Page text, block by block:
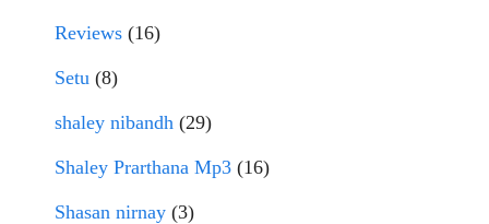
Reviews (16)
Setu (8)
shaley nibandh (29)
Shaley Prarthana Mp3 (16)
Shasan nirnay (3)